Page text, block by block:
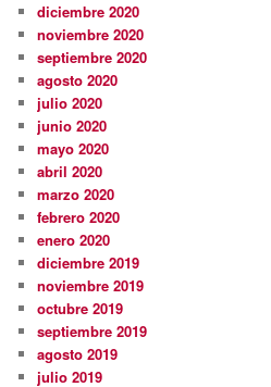
diciembre 2020
noviembre 2020
septiembre 2020
agosto 2020
julio 2020
junio 2020
mayo 2020
abril 2020
marzo 2020
febrero 2020
enero 2020
diciembre 2019
noviembre 2019
octubre 2019
septiembre 2019
agosto 2019
julio 2019